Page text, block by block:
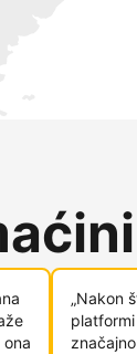
„Nakon